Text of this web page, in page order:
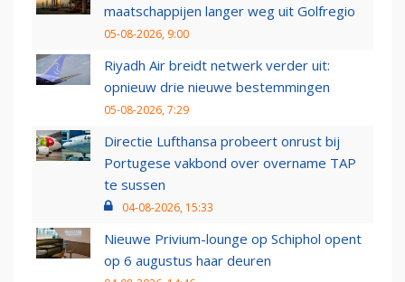
maatschappijen langer weg uit Golfregio
05-08-2026, 9:00
Riyadh Air breidt netwerk verder uit:
opnieuw drie nieuwe bestemmingen
05-08-2026, 7:29
Directie Lufthansa probeert onrust bij
Portugese vakbond over overname TAP
te sussen
04-08-2026, 15:33
Nieuwe Privium-lounge op Schiphol opent
op 6 augustus haar deuren